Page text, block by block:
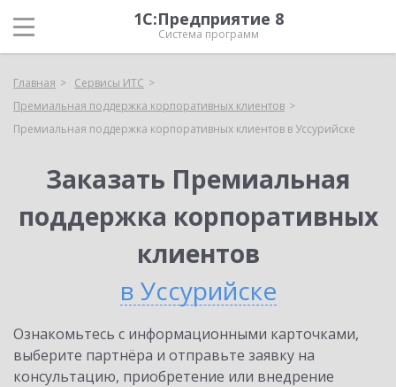
1С:Предприятие 8
Система программ
Главная
Сервисы ИТС
Премиальная поддержка корпоративных клиентов
Премиальная поддержка корпоративных клиентов в Уссурийске
Заказать Премиальная
поддержка корпоративных
клиентов
в Уссурийске
Ознакомьтесь с информационными карточками,
выберите партнёра и отправьте заявку на
консультацию, приобретение или внедрение